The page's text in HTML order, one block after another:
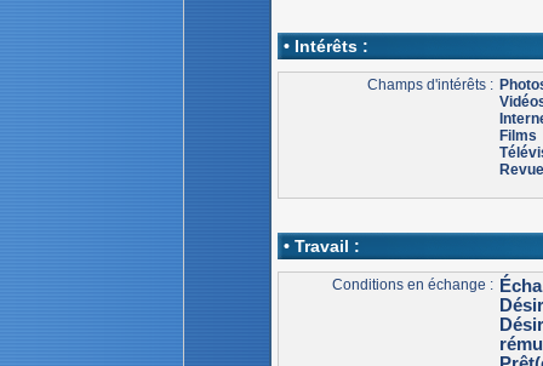
• Intérêts :
Champs d'intérêts :
Films
• Travail :
Conditions en échange :